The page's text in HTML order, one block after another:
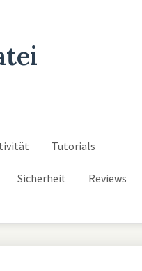
Tutorials
Sicherheit Reviews